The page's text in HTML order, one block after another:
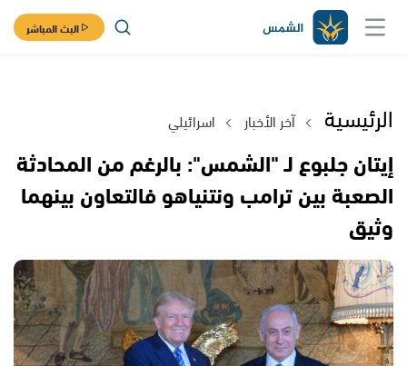
البث المباشر
الرئيسية آخر الأخبار اسرائيلي
إيتان جلبوع لـ "الشمس": بالرغم من المحادثة
الصعبة بين ترامب ونتنياهو فالتعاون بينهما
وثيق